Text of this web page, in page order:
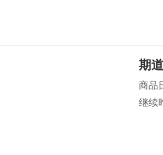
期
商品
继续